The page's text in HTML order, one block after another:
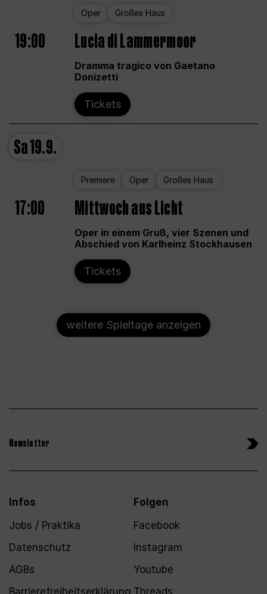
Oper Großes Haus
19:00 Lucia di Lammermoor
Dramma tragico von Gaetano
Donizetti
Tickets
Sa19.9.
Premiere Oper Großes Haus
17:00 Mittwoch aus Licht
Oper in einem Gruß, vier Szenen und
Abschied von Karlheinz Stockhausen
Tickets
weitere Spieltage anzeigen
Newsletter
Infos
Jobs / Praktika
Datenschutz
AGBs
Barrierefreiheitserklärung
Folgen
Facebook
Instagram
Youtube
Threads